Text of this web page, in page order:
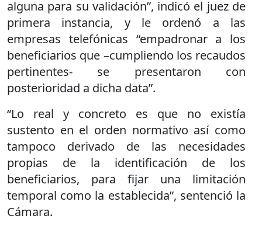
alguna para su validación”, indicó el juez de
primera instancia, y le ordenó a las
empresas telefónicas “empadronar a los
beneficiarios que –cumpliendo los recaudos
pertinentes- se presentaron con
posterioridad a dicha data”.
“Lo real y concreto es que no existía
sustento en el orden normativo así como
tampoco derivado de las necesidades
propias de la identificación de los
beneficiarios, para fijar una limitación
temporal como la establecida”, sentenció la
Cámara.